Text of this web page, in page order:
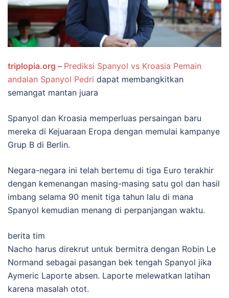
triplopia.org – Prediksi Spanyol vs Kroasia Pemain
andalan Spanyol Pedri dapat membangkitkan
semangat mantan juara
Spanyol dan Kroasia memperluas persaingan baru
mereka di Kejuaraan Eropa dengan memulai kampanye
Grup B di Berlin.
Negara-negara ini telah bertemu di tiga Euro terakhir
dengan kemenangan masing-masing satu gol dan hasil
imbang selama 90 menit tiga tahun lalu di mana
Spanyol kemudian menang di perpanjangan waktu.
berita tim
Nacho harus direkrut untuk bermitra dengan Robin Le
Normand sebagai pasangan bek tengah Spanyol jika
Aymeric Laporte absen. Laporte melewatkan latihan
karena masalah otot.